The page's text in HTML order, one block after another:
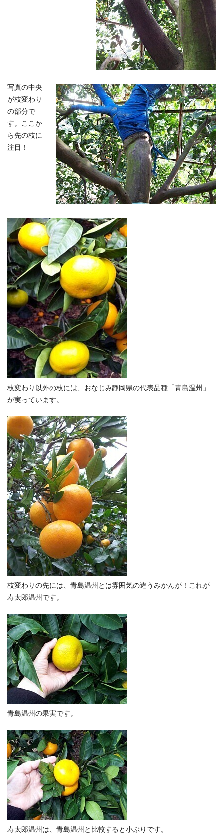
写真の中央
が枝変わり
の部分で
す。ここか
ら先の枝に
注目！
枝変わり以外の枝には、おなじみ静岡県の代表品種「青島温州」
が実っています。
枝変わりの先には、青島温州とは雰囲気の違うみかんが！これが
寿太郎温州です。
青島温州の果実です。
寿太郎温州は、青島温州と比較すると小ぶりです。